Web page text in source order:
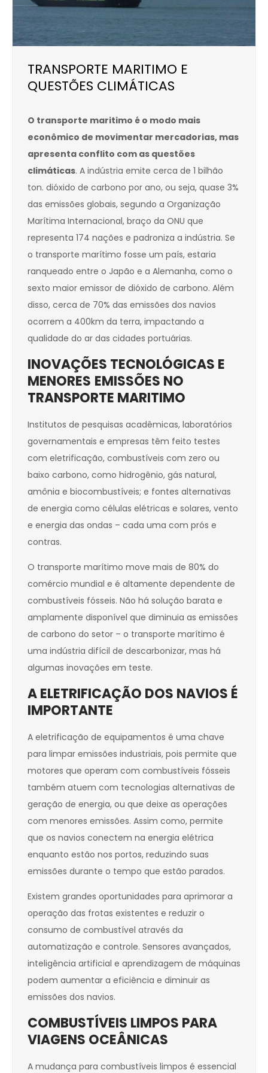
TRANSPORTE MARITIMO E
QUESTÕES CLIMÁTICAS
O transporte maritimo é o modo mais
econômico de movimentar mercadorias, mas
apresenta conflito com as questões
climáticas. A indústria emite cerca de 1 bilhão
ton. dióxido de carbono por ano, ou seja, quase 3%
das emissões globais, segundo a Organização
Marítima Internacional, braço da ONU que
representa 174 nações e padroniza a indústria. Se
o transporte marítimo fosse um país, estaria
ranqueado entre o Japão e a Alemanha, como o
sexto maior emissor de dióxido de carbono. Além
disso, cerca de 70% das emissões dos navios
ocorrem a 400km da terra, impactando a
qualidade do ar das cidades portuárias.
INOVAÇÕES TECNOLÓGICAS E
MENORES EMISSÕES NO
TRANSPORTE MARITIMO
Institutos de pesquisas acadêmicas, laboratórios
governamentais e empresas têm feito testes
com eletrificação, combustíveis com zero ou
baixo carbono, como hidrogênio, gás natural,
amônia e biocombustíveis; e fontes alternativas
de energia como células elétricas e solares, vento
e energia das ondas – cada uma com prós e
contras.
O transporte marítimo move mais de 80% do
comércio mundial e é altamente dependente de
combustíveis fósseis. Não há solução barata e
amplamente disponível que diminuia as emissões
de carbono do setor – o transporte marítimo é
uma indústria difícil de descarbonizar, mas há
algumas inovações em teste.
A ELETRIFICAÇÃO DOS NAVIOS É
IMPORTANTE
A eletrificação de equipamentos é uma chave
para limpar emissões industriais, pois permite que
motores que operam com combustíveis fósseis
também atuem com tecnologias alternativas de
geração de energia, ou que deixe as operações
com menores emissões. Assim como, permite
que os navios conectem na energia elétrica
enquanto estão nos portos, reduzindo suas
emissões durante o tempo que estão parados.
Existem grandes oportunidades para aprimorar a
operação das frotas existentes e reduzir o
consumo de combustível através da
automatização e controle. Sensores avançados,
inteligência artificial e aprendizagem de máquinas
podem aumentar a eficiência e diminuir as
emissões dos navios.
COMBUSTÍVEIS LIMPOS PARA
VIAGENS OCEÂNICAS
A mudança para combustíveis limpos é essencial